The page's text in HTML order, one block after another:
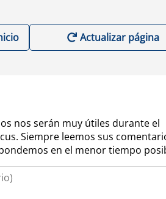
Actualizar página
nos serán muy útiles durante el
Siempre leemos sus
en el menor tiempo